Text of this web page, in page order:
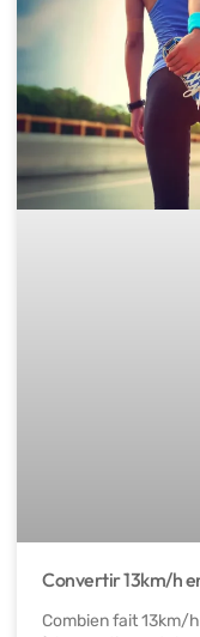
Convertir 13km/h
Combien fait 13km/